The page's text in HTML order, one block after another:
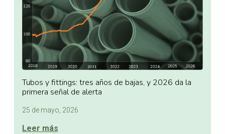
Tubos y fittings: tres años de bajas, y 2026 da la
primera señal de alerta
25 de mayo, 2026
Leer más